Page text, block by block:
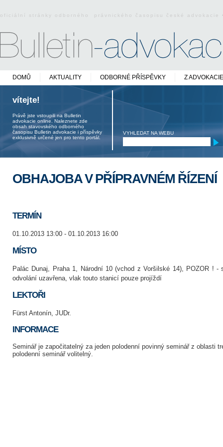
oficiální stránky odborného právnického časopisu české
DOMŮ AKTUALITY ODBORNÉ PŘÍSPĚVKY Z ADVOKACIE
vítejte!
Právě jste vstoupili na Bulletin
advokacie online. Naleznete zde
obsah stavovského odborného
časopisu Bulletin advokacie i příspěvky
exklusivně určené jen pro tento portál.
VYHLEDAT NA WEBU
OBHAJOBA V PŘÍPRAVNÉM ŘÍZENÍ
TERMÍN
01.10.2013 13:00 - 01.10.2013 16:00
MÍSTO
Palác Dunaj, Praha 1, Národní 10 (vchod z Voršilské 14), POZOR ! -
odvolání uzavřena, vlak touto stanicí pouze projíždí
LEKTOŘI
Fürst Antonín, JUDr.
INFORMACE
Seminář je započitatelný za jeden polodenní povinný seminář z oblasti
polodenní seminář volitelný.